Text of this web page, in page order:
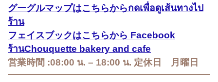
グーグルマップはこちらからกดเพื่อดูเส้นทางไป
ร้าน
フェイスブックはこちらから Facebook
ร้านChouquette bakery and cafe
営業時間 :08:00 น. – 18:00 น. 定休日 月曜日